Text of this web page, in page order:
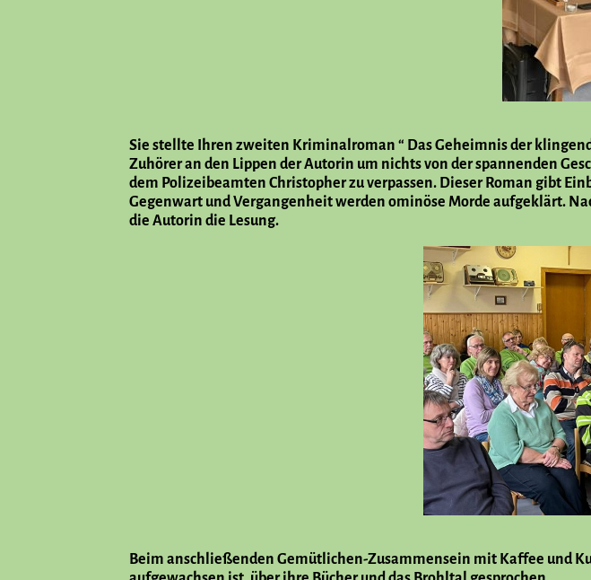
Sie stellte Ihren zweiten Kriminalroman “ Das Geheimnis der
Zuhörer an den Lippen der Autorin um nichts von der spannenden
dem Polizeibeamten Christopher zu verpassen. Dieser Roman gibt
Gegenwart und Vergangenheit werden ominöse Morde aufgeklärt.
die Autorin die Lesung.
Beim anschließenden Gemütlichen-Zusammensein mit Kaffee und